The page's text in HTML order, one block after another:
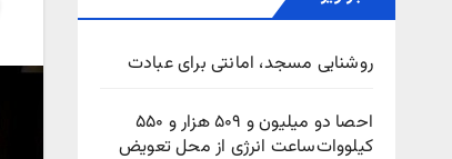
روشنایی مسجد، امانتی برای عبادت
احصا دو میلیون و ۵۰۹ هزار و ۵۵۰
کیلووات‌ساعت انرژی از محل تعویض